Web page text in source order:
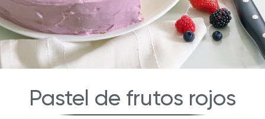
Pastel de frutos rojos